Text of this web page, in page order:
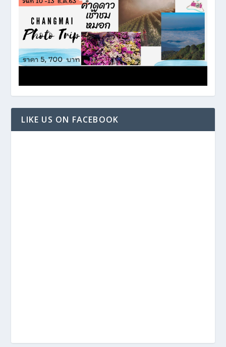
LIKE US ON FACEBOOK